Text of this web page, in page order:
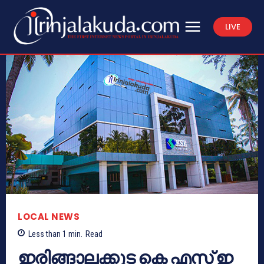
LIVE
LOCAL NEWS
Less than 1 min. Read
ഇരിങ്ങാലക്കുട കെ എസ് ഇ